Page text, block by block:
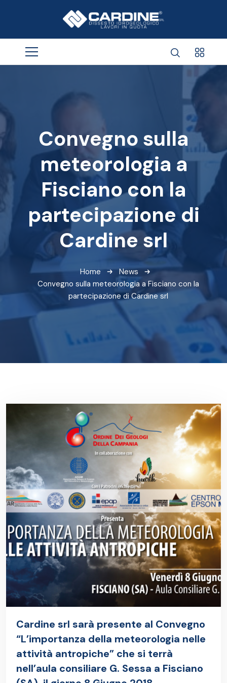
Convegno sulla
meteorologia a
Fisciano con la
partecipazione di
Cardine srl
Home
News
Convegno sulla meteorologia a Fisciano con la
partecipazione di Cardine srl
Cardine srl sarà presente al Convegno
“L’importanza della meteorologia nelle
attività antropiche” che si terrà
nell’aula consiliare G. Sessa a Fisciano